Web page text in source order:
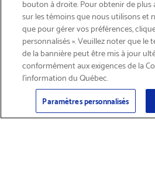
INSCRIVEZ-VOUS &
Courriel
bouton à droite. Pour obtenir de
sur les témoins que nous utilisons et
que pour gérer vos préférences,
personnalisés ». Veuillez noter que le
de la bannière peut être mis à jour
conformément aux exigences de la
l’information du Québec.
Paramètres personnalisés